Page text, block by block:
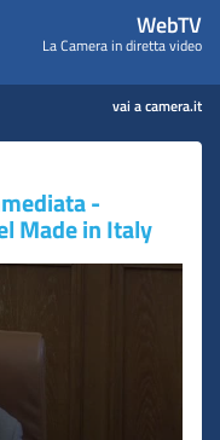
WebTV
La Camera in diretta video
vai a camera.it
-
Made in Italy